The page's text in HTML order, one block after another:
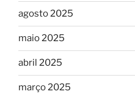
agosto 2025
maio 2025
abril 2025
março 2025